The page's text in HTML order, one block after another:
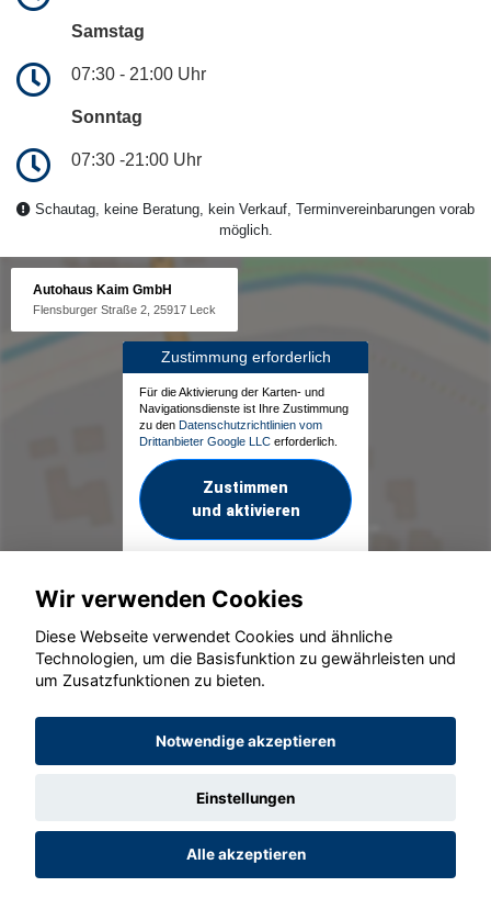
Samstag
07:30 - 21:00 Uhr
Sonntag
07:30 -21:00 Uhr
Schautag, keine Beratung, kein Verkauf, Terminvereinbarungen vorab
möglich.
Autohaus Kaim GmbH
Flensburger Straße 2, 25917 Leck
Zustimmung erforderlich
Für die Aktivierung der Karten- und
Navigationsdienste ist Ihre Zustimmung
zu den Datenschutzrichtlinien vom
Drittanbieter Google LLC erforderlich.
Zustimmen
und aktivieren
© konjunkturmotor.de GmbH 2020 - 2026
Wir verwenden Cookies
Diese Webseite verwendet Cookies und ähnliche
Technologien, um die Basisfunktion zu gewährleisten und
um Zusatzfunktionen zu bieten.
Notwendige akzeptieren
Einstellungen
Alle akzeptieren